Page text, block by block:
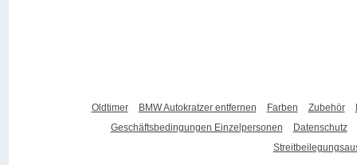
Oldtimer BMW Autokratzer entfernen Farben Zubehör
Geschäftsbedingungen Einzelpersonen
Datenschutz